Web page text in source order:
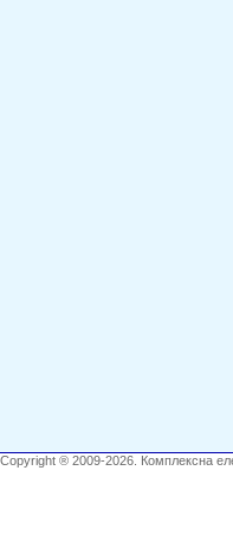
Copyright ® 2009-2026. Комплексна